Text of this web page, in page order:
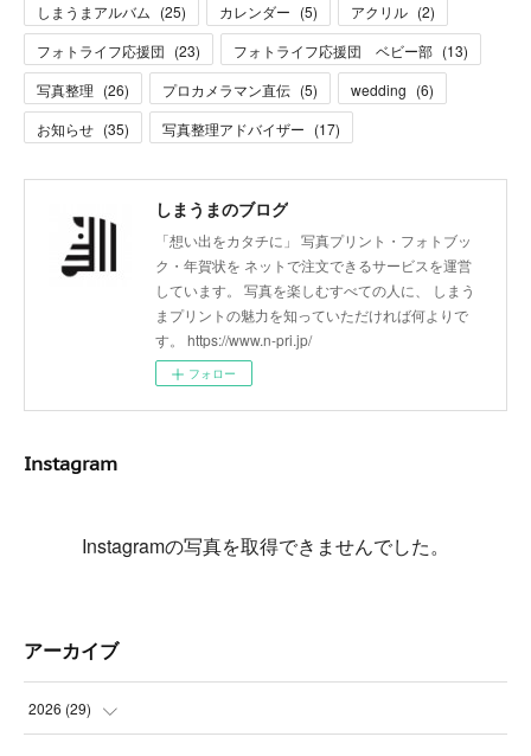
しまうまアルバム (25) カレンダー (5) アクリル (2)
フォトライフ応援団 (23) フォトライフ応援団 ベビー部 (13)
写真整理 (26) プロカメラマン直伝 (5) wedding (6)
お知らせ (35) 写真整理アドバイザー (17)
しまうまのブログ
「想い出をカタチに」 写真プリント・フォトブッ
ク・年賀状を ネットで注文できるサービスを運営
しています。 写真を楽しむすべての人に、 しまう
まプリントの魅力を知っていただければ何よりで
す。 https://www.n-pri.jp/
フォロー
Instagram
Instagramの写真を取得できませんでした。
アーカイブ
2026 (29)